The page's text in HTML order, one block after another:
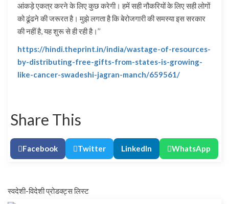
आंकड़े एकत्र करने के लिए कुछ करेगी। हमें सही नौकरियों के लिए सही लोगों
को ढूंढने की जरूरत है। मुझे लगता है कि बेरोजगारी की समस्या इस सरकार
की नहीं है, यह शुरू से ही रही है।’’
https://hindi.theprint.in/india/wastage-of-resources-
by-distributing-free-gifts-from-states-is-growing-
like-cancer-swadeshi-jagran-manch/659561/
Share This
Facebook Twitter LinkedIn WhatsApp
स्वदेशी-विदेशी प्रोडक्ट्स लिस्ट